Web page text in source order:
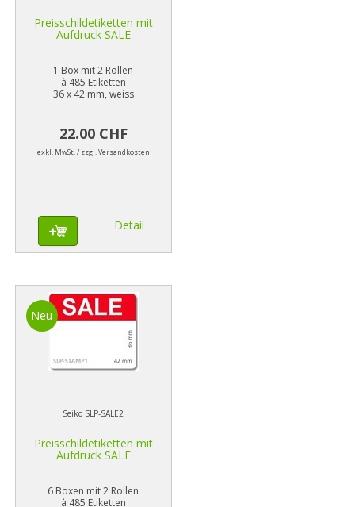
Preisschildetiketten mit
Aufdruck SALE
1 Box mit 2 Rollen
à 485 Etiketten
36 x 42 mm, weiss
22.00 CHF
exkl. MwSt. / zzgl. Versandkosten
Detail
Neu
Seiko SLP-SALE2
Preisschildetiketten mit
Aufdruck SALE
6 Boxen mit 2 Rollen
à 485 Etiketten